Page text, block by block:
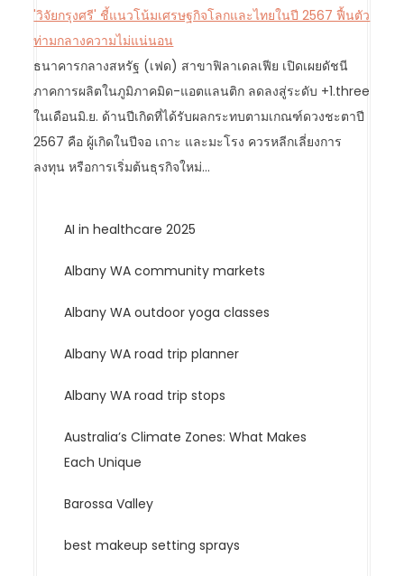
'วิจัยกรุงศรี' ชี้แนวโน้มเศรษฐกิจโลกและไทยในปี 2567 ฟื้นตัว
ท่ามกลางความไม่แน่นอน
ธนาคารกลางสหรัฐ (เฟด) สาขาฟิลาเดลเฟีย เปิดเผยดัชนี
ภาคการผลิตในภูมิภาคมิด-แอตแลนติก ลดลงสู่ระดับ +1.three
ในเดือนมิ.ย. ด้านปีเกิดที่ได้รับผลกระทบตามเกณฑ์ดวงชะตาปี
2567 คือ ผู้เกิดในปีจอ เถาะ และมะโรง ควรหลีกเลี่ยงการ
ลงทุน หรือการเริ่มต้นธุรกิจใหม่…
AI in healthcare 2025
Albany WA community markets
Albany WA outdoor yoga classes
Albany WA road trip planner
Albany WA road trip stops
Australia’s Climate Zones: What Makes
Each Unique
Barossa Valley
best makeup setting sprays